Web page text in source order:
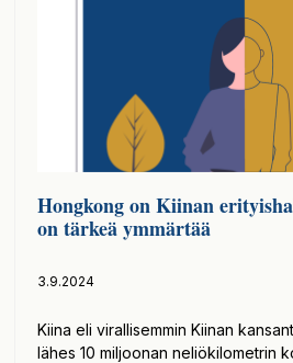
Hongkong on Kiinan
on tärkeä ymmärtää
3.9.2024
Kiina eli virallisemmin Kiinan
lähes 10 miljoonan neliökilometrin